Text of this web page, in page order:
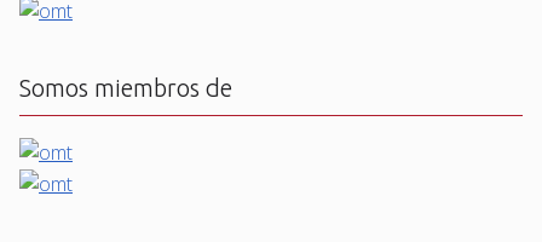
Somos miembros de